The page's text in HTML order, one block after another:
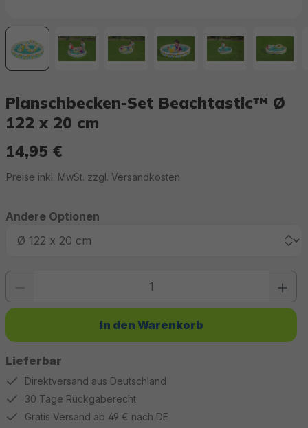
Planschbecken-Set Beachtastic™ Ø
122 x 20 cm
14,95 €
Preise inkl. MwSt. zzgl. Versandkosten
Lieferbar
Andere Optionen
Produkt Anzahl: Gib den gewünschten Wert ein oder benutze die
In den Warenkorb
Direktversand aus Deutschland
30 Tage Rückgaberecht
Gratis Versand ab 49 € nach DE